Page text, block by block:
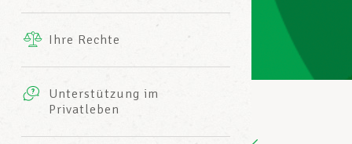
INFO-CENTER
Ihre Rechte
Unterstützung im
Privatleben
Leistungen
Mutuelle